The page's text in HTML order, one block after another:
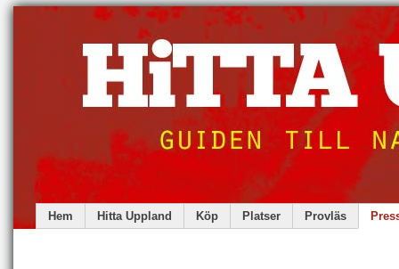
Hem Hitta Uppland Köp Platser Provläs